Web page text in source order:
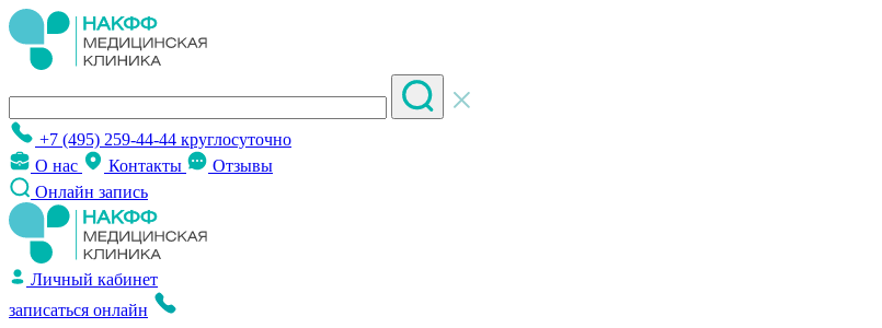
+7 (495) 259-44-44 круглосуточно
О нас
Контакты
Отзывы
Онлайн запись
Личный кабинет
записаться онлайн